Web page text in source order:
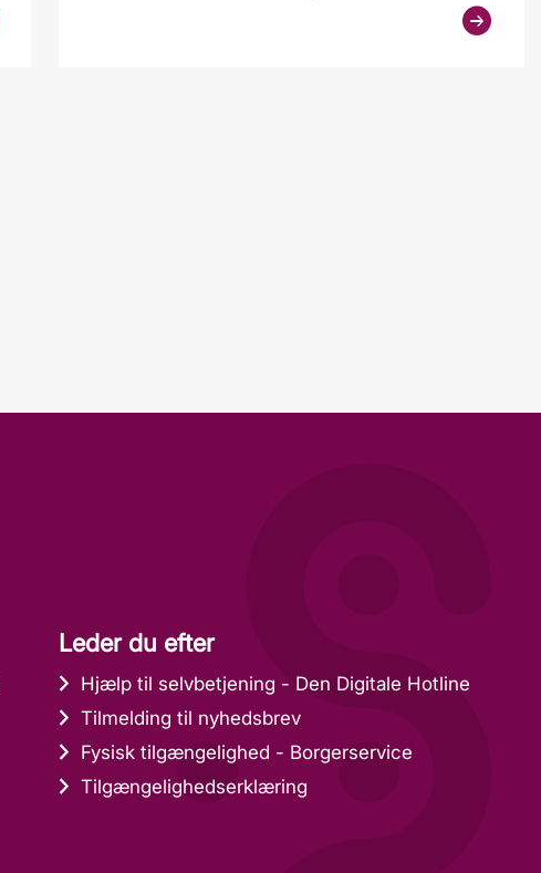
Leder du efter
Hjælp til selvbetjening - Den Digitale Hotline
Tilmelding til nyhedsbrev
Fysisk tilgængelighed - Borgerservice
Tilgængelighedserklæring